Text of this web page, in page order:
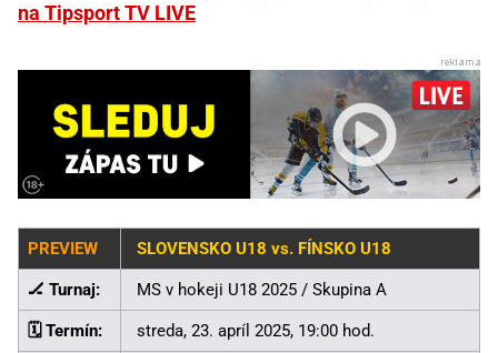
na Tipsport TV LIVE
PREVIEW SLOVENSKO U18 vs. FÍNSKO U18
🏒 Turnaj: MS v hokeji U18 2025 / Skupina A
🗓️ Termín: streda, 23. apríl 2025, 19:00 hod.